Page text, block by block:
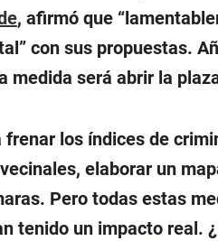
, afirmó que
con sus propuestas.
medida será abrir la
frenar los índices de
elaborar un
Pero todas estas
tenido un impacto real.